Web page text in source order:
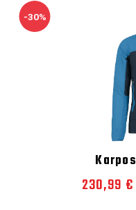
-30%
Karpos
230,99 €